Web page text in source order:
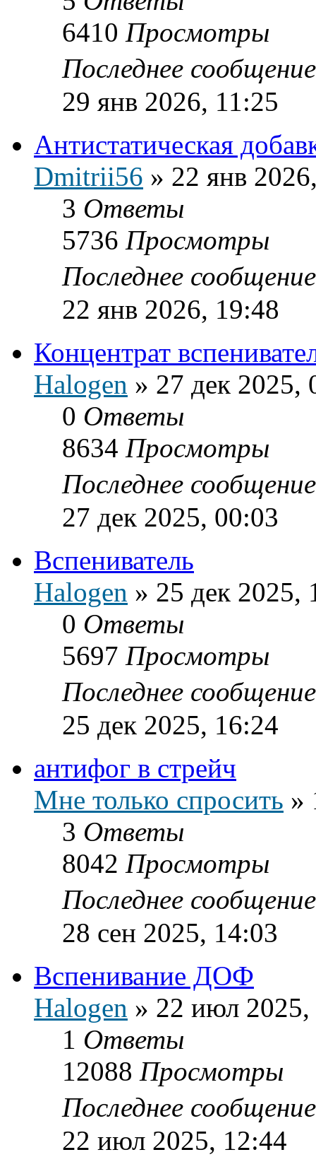
6410 Просмотры
Последнее
29 янв 2026, 11:25
Антистатическая
Dmitrii56 » 22 янв
3 Ответы
5736 Просмотры
Последнее
22 янв 2026, 19:48
Концентрат
Halogen » 27 дек 2025,
0 Ответы
8634 Просмотры
Последнее
27 дек 2025, 00:03
Вспениватель
Halogen » 25 дек 2025,
0 Ответы
5697 Просмотры
Последнее
25 дек 2025, 16:24
антифог в стрейч
Мне только спросить »
3 Ответы
8042 Просмотры
Последнее
28 сен 2025, 14:03
Вспенивание ДОФ
Halogen » 22 июл 2025,
1 Ответы
12088 Просмотры
Последнее
22 июл 2025, 12:44